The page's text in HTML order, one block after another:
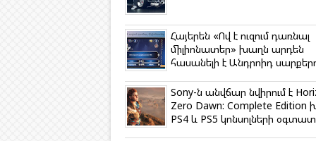
i
k
i
Հայերեն «Ով է ուզում դառնալ
միլիոնատեր» խաղն արդեն
հասանելի է Անդրոիդ
Sony-ն անվճար նվիրում է
Zero Dawn: Complete Edition
PS4 և PS5 կոնսոլների